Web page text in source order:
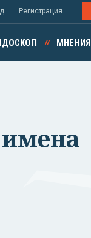
Регистрация
МНЕНИЯ